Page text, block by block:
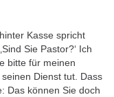
Kasse spricht
Sie Pastor?‘ Ich
bitte für meinen
Dienst tut. Dass
Das können Sie doch